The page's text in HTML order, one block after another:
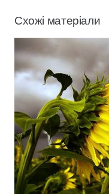
Схожі матеріали